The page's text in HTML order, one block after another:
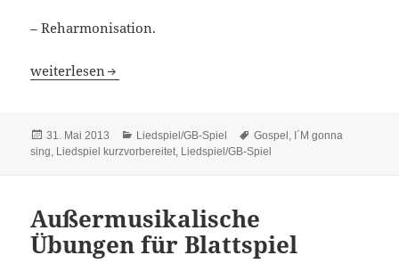
– Reharmonisation.
Liedspiel kurzvorbereitet: GOSPEL („I`m gonna sing“)
weiterlesen
Veröffentlicht
am
31. Mai 2013 Kategorien
Liedspiel/GB-Spiel Schlagwörter
Gospel I´M gonna
sing Liedspiel kurzvorbereitet Liedspiel/GB-Spiel
Außermusikalische
Übungen für Blattspiel